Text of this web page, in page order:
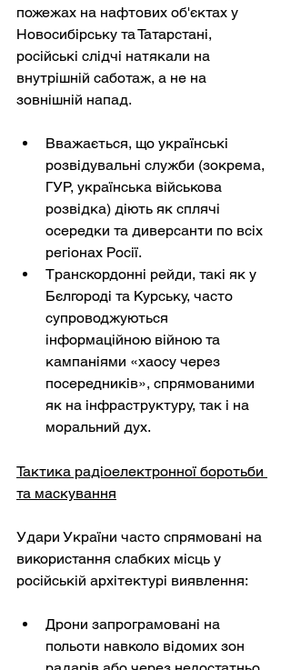
пожежах на нафтових об'єктах у
Новосибірську та Татарстані,
російські слідчі натякали на
внутрішній саботаж, а не на
зовнішній напад.
Вважається, що українські
розвідувальні служби (зокрема,
ГУР, українська військова
розвідка) діють як сплячі
осередки та диверсанти по всіх
регіонах Росії.
Транскордонні рейди, такі як у
Бєлгороді та Курську, часто
супроводжуються
інформаційною війною та
кампаніями «хаосу через
посередників», спрямованими
як на інфраструктуру, так і на
моральний дух.
Тактика радіоелектронної боротьби
та маскування
Удари України часто спрямовані на
використання слабких місць у
російській архітектурі виявлення:
Дрони запрограмовані на
польоти навколо відомих зон